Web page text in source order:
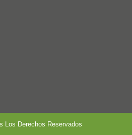
Los Derechos Reservados